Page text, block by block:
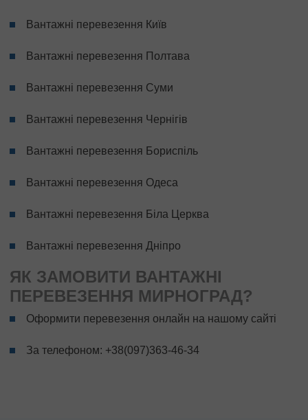
Вантажні перевезення Київ
Вантажні перевезення Полтава
Вантажні перевезення Суми
Вантажні перевезення Чернігів
Вантажні перевезення Бориспіль
Вантажні перевезення Одеса
Вантажні перевезення Біла Церква
Вантажні перевезення Дніпро
ЯК ЗАМОВИТИ ВАНТАЖНІ
ПЕРЕВЕЗЕННЯ МИРНОГРАД?
Оформити перевезення онлайн на нашому сайті
За телефоном: +38(097)363-46-34